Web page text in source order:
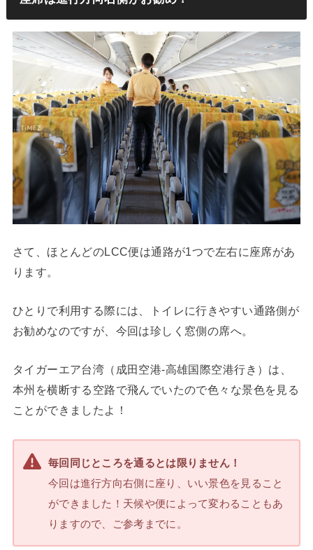
さて、ほとんどのLCC便は通路が1つで左右に座席があ
ります。
ひとりで利用する際には、トイレに行きやすい通路側が
お勧めなのですが、今回は珍しく窓側の席へ。
タイガーエア台湾（成田空港-高雄国際空港行き）は、
本州を横断する空路で飛んでいたので色々な景色を見る
ことができましたよ！
毎回同じところを通るとは限りません！
今回は進行方向右側に座り、いい景色を見ること
ができました！天候や便によって変わることもあ
りますので、ご参考までに。